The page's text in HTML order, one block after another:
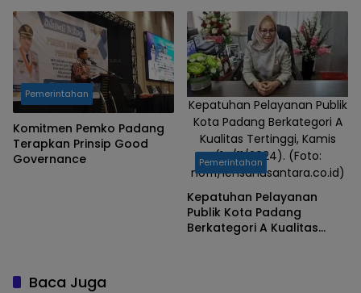
Pemerintahan
Komitmen Pemko Padang
Terapkan Prinsip Good
Governance
Kepatuhan Pelayanan Publik
Kota Padang Berkategori A
Kualitas Tertinggi, Kamis
(14/11/2024). (Foto:
nofri/lensanusantara.co.id)
Pemerintahan
Kepatuhan Pelayanan
Publik Kota Padang
Berkategori A Kualitas
Baca Juga